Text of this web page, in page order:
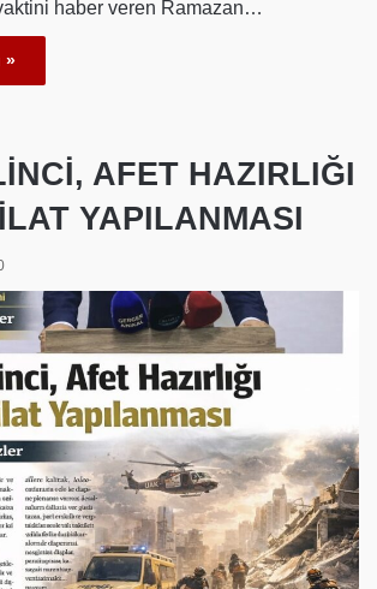
haber veren Ramazan…
»
AFET HAZIRLIĞI
YAPILANMASI